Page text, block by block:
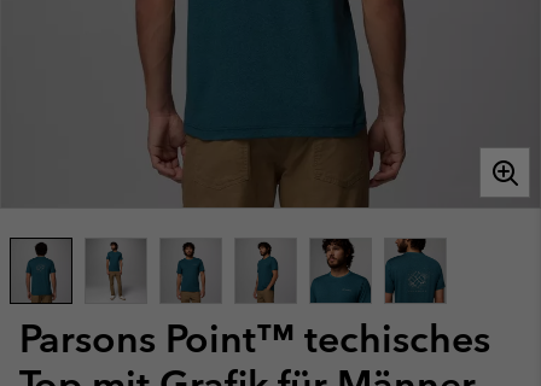
Parsons Point™ techisches